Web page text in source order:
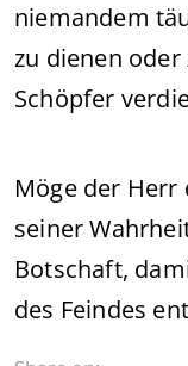
niemandem
zu dienen
Schöpfer
Möge der Herr
seiner
Botschaft,
des Feindes